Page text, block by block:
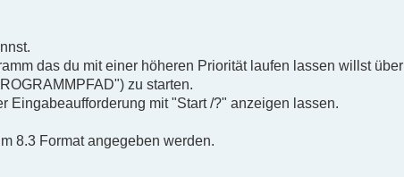
das du mit einer höheren Priorität laufen lassen willst über
zu starten.
Eingabeaufforderung mit "Start /?" anzeigen lassen.
8.3 Format angegeben werden.